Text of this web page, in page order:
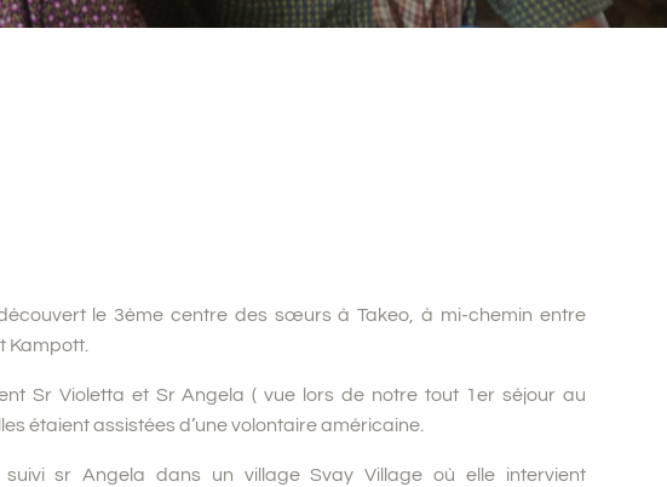
le 3ème centre des sœurs à Takeo, à mi-chemin entre
Kampott.
Sr Violetta et Sr Angela ( vue lors de notre tout 1er séjour au
étaient assistées d’une volontaire américaine.
sr Angela dans un village Svay Village où elle intervient